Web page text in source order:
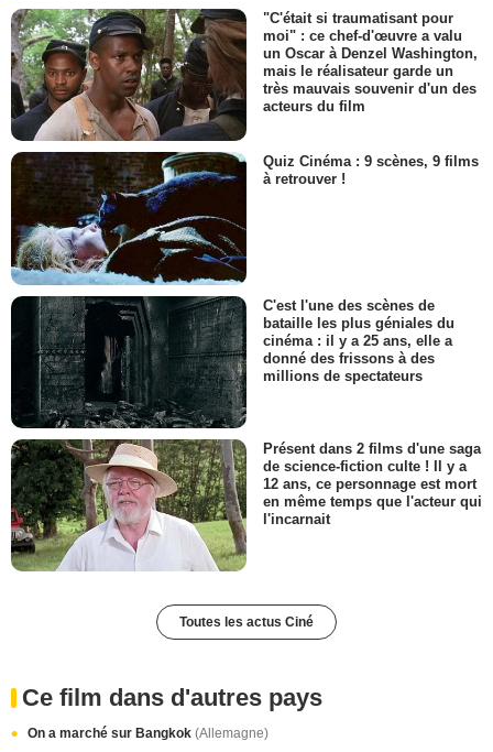
"C'était si traumatisant pour
moi" : ce chef-d'œuvre a valu
un Oscar à Denzel Washington,
mais le réalisateur garde un
très mauvais souvenir d'un des
acteurs du film
Quiz Cinéma : 9 scènes, 9 films
à retrouver !
C'est l'une des scènes de
bataille les plus géniales du
cinéma : il y a 25 ans, elle a
donné des frissons à des
millions de spectateurs
Présent dans 2 films d'une saga
de science-fiction culte ! Il y a
12 ans, ce personnage est mort
en même temps que l'acteur qui
l'incarnait
Toutes les actus Ciné
Ce film dans d'autres pays
On a marché sur Bangkok (Allemagne)